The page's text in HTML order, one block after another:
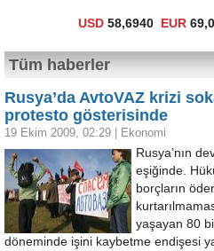
USD 58,6940 EUR
Tüm haberler
Rusya’da AvtoVAZ krizi
protesto gösterisinde
19 Ekim 2009, 02:29 Ekonomi
Rusya’nın
eşiğinde.
borçların
yaşayan 80
döneminde işini kaybetme endişesi